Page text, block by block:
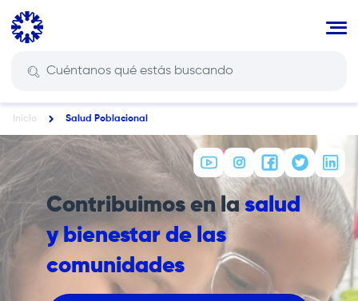
Pasar
principal
navegación
Inicio Salud Poblacional
Contribuimos en lasalud
y bienestar de las
comunidades